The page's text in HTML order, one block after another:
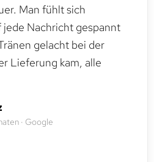
Man fühlt sich
Nachricht gespannt
gelacht bei der
Lieferung kam, alle
· Google